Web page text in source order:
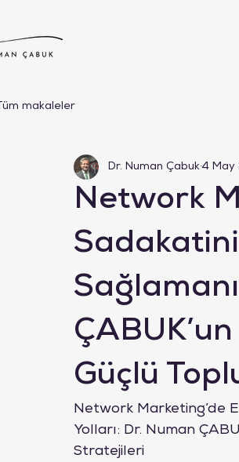
Tüm makaleler
Network
Sadakatini
Güçlü
Dr. Numan Çabuk 4 May
Network Marketing’de
Yolları: Dr. Numan
Stratejileri